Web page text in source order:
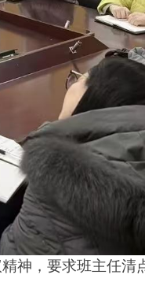
神，要求班主任清